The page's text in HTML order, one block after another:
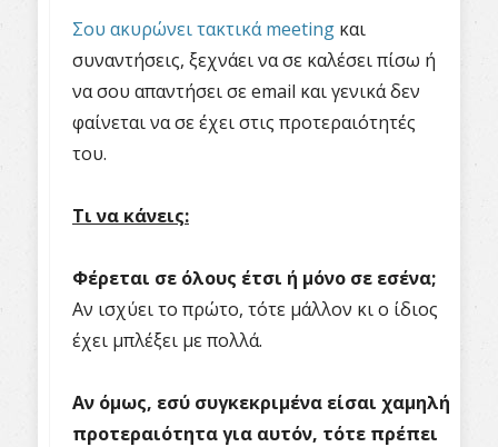
Σου ακυρώνει τακτικά meeting και
συναντήσεις, ξεχνάει να σε καλέσει πίσω ή
να σου απαντήσει σε email και γενικά δεν
φαίνεται να σε έχει στις προτεραιότητές
του.
Τι να κάνεις:
Φέρεται σε όλους έτσι ή μόνο σε εσένα;
Αν ισχύει το πρώτο, τότε μάλλον κι ο ίδιος
έχει μπλέξει με πολλά.
Αν όμως, εσύ συγκεκριμένα είσαι χαμηλή
προτεραιότητα για αυτόν, τότε πρέπει